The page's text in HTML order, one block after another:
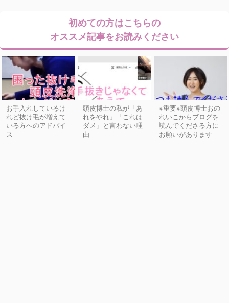
初めての方はこちらの
オススメ記事をお読みください
お手入れしているけ
れど抜け毛が増えて
いる方へのアドバイ
ス
頭皮博士の私が「あ
れをやれ」「これは
ダメ」と言わない理
由
※重要※頭皮博士おの
れいこからブログを
読んでくださる方に
お願いがあります